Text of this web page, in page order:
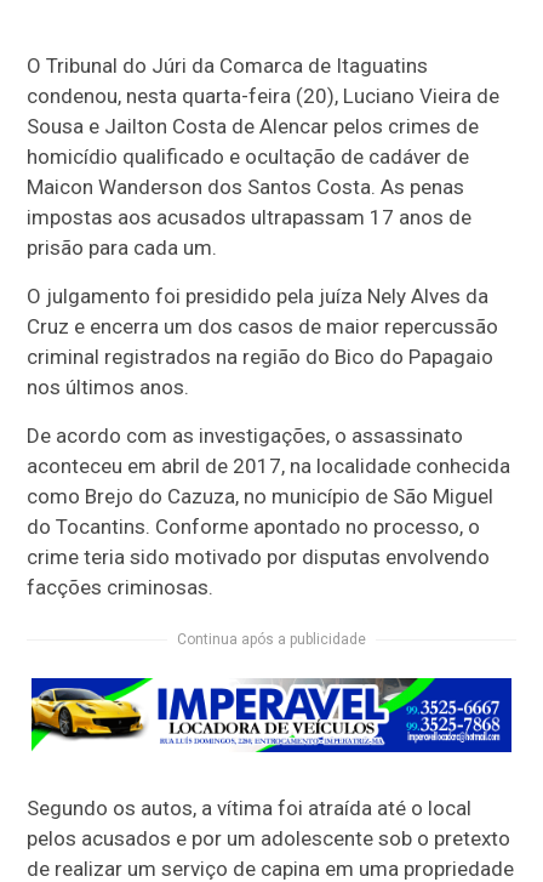
O Tribunal do Júri da Comarca de Itaguatins
condenou, nesta quarta-feira (20), Luciano Vieira de
Sousa e Jailton Costa de Alencar pelos crimes de
homicídio qualificado e ocultação de cadáver de
Maicon Wanderson dos Santos Costa. As penas
impostas aos acusados ultrapassam 17 anos de
prisão para cada um.
O julgamento foi presidido pela juíza Nely Alves da
Cruz e encerra um dos casos de maior repercussão
criminal registrados na região do Bico do Papagaio
nos últimos anos.
De acordo com as investigações, o assassinato
aconteceu em abril de 2017, na localidade conhecida
como Brejo do Cazuza, no município de São Miguel
do Tocantins. Conforme apontado no processo, o
crime teria sido motivado por disputas envolvendo
facções criminosas.
Continua após a publicidade
Segundo os autos, a vítima foi atraída até o local
pelos acusados e por um adolescente sob o pretexto
de realizar um serviço de capina em uma propriedade